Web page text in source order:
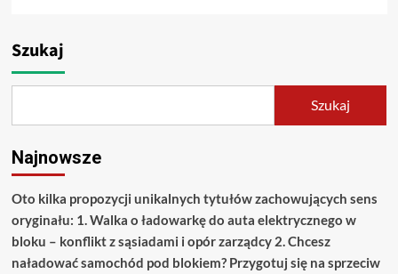
Szukaj
Szukaj
Najnowsze
Oto kilka propozycji unikalnych tytułów zachowujących sens
oryginału: 1. Walka o ładowarkę do auta elektrycznego w
bloku – konflikt z sąsiadami i opór zarządcy 2. Chcesz
naładować samochód pod blokiem? Przygotuj się na sprzeciw